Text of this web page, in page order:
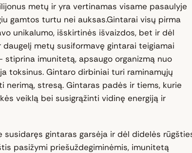
metų ir yra vertinamas visame pasaulyje
gamtos turtu nei auksas.Gintarai visų pirma
unikalumo, išskirtinės išvaizdos, bet ir dėl
daugelį metų susiformavę gintarai teigiamai
stiprina imunitetą, apsaugo organizmą nuo
toksinus. Gintaro dirbiniai turi raminamųjų
nerimą, stresą. Gintaras padės ir tiems, kurie
veiklą bei susigrąžinti vidinę energiją ir
susidaręs gintaras garsėja ir dėl didelės
pasižymi priešuždegiminėmis, imunitetą